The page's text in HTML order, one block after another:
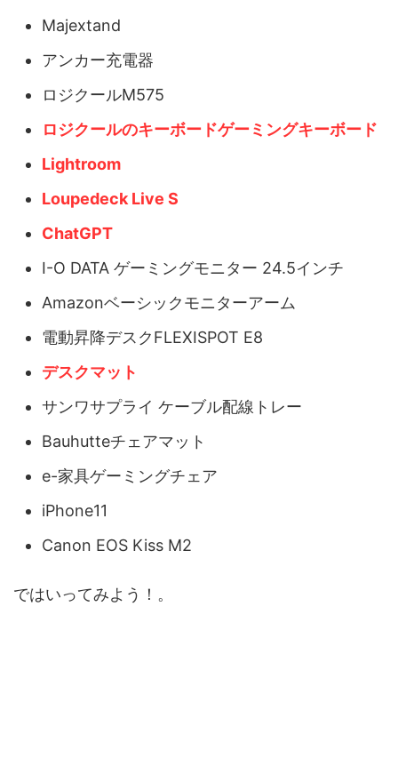
Majextand
アンカー充電器
ロジクールM575
ロジクールのキーボードゲーミングキーボード
Lightroom
Loupedeck Live S
ChatGPT
I-O DATA ゲーミングモニター 24.5インチ
Amazonベーシックモニターアーム
電動昇降デスクFLEXISPOT E8
デスクマット
サンワサプライ ケーブル配線トレー
Bauhutteチェアマット
e-家具ゲーミングチェア
iPhone11
Canon EOS Kiss M2
ではいってみよう！。